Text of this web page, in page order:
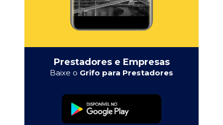
Prestadores e Empresas
Baixe o Grifo para Prestadores